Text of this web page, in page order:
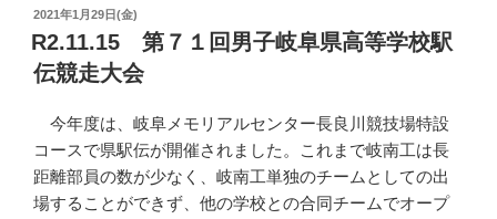
投
稿
日:
2021年1月29日(金)
R2.11.15 第７１回男子岐阜県高等学校駅
伝競走大会
今年度は、岐阜メモリアルセンター長良川競技場特設
コースで県駅伝が開催されました。これまで岐南工は長
距離部員の数が少なく、岐南工単独のチームとしての出
場することができず、他の学校との合同チームでオープ